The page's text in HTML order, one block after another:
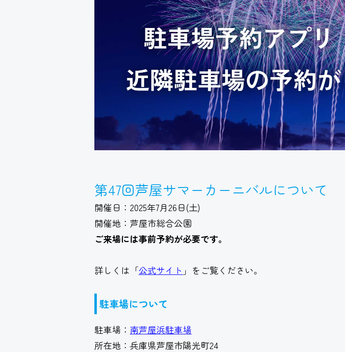
第47回芦屋サマーカーニバルについて
開催日：2025年7月26日(土)
開催地：芦屋市総合公園
ご来場には事前予約が必要です。
詳しくは「公式サイト 」をご覧ください。
駐車場について
駐車場： 南芦屋浜駐車場
所在地：兵庫県芦屋市陽光町24